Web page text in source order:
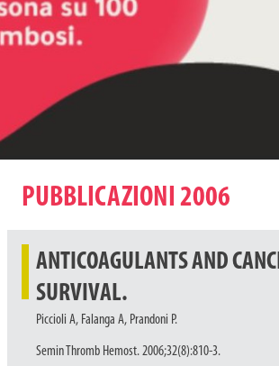
PUBBLICAZIONI 2006
ANTICOAGULANTS AND
SURVIVAL.
Piccioli A, Falanga A, Prandoni P.
Semin Thromb Hemost. 2006;32(8):810-3.